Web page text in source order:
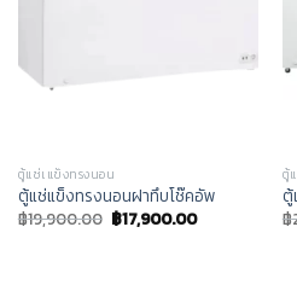
ตู้แช่เแข็งทรงนอน
ตู้แช่แข็งทรงนอนฝาทึบโช๊คอัพ
฿19,900.00 ฿17,900.00
ตู้
ตู้
฿